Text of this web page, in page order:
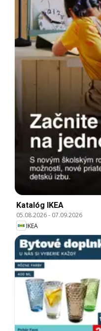
Katalóg IKEA
05.08.2026- 07.09.2026
IKEA